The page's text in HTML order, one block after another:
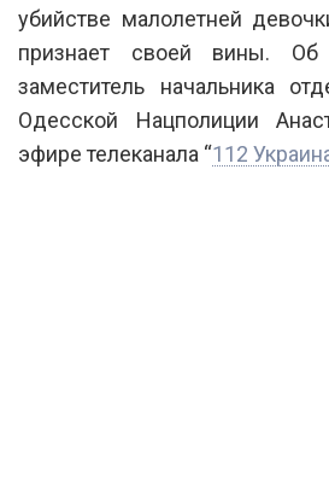
убийстве малолетней
признает своей вины. Об
заместитель начальника
Одесской Нацполиции
эфире телеканала “112